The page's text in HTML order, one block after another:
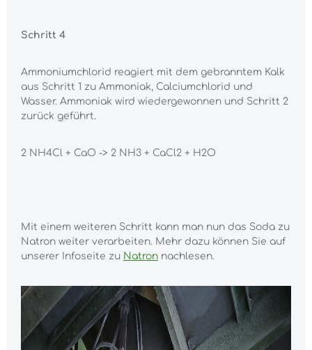
Schritt 4
Ammoniumchlorid reagiert mit dem gebranntem Kalk
aus Schritt 1 zu Ammoniak, Calciumchlorid und
Wasser. Ammoniak wird wiedergewonnen und Schritt 2
zurück geführt.
2 NH4Cl + CaO -> 2 NH3 + CaCl2 + H2O
Mit einem weiteren Schritt kann man nun das Soda zu
Natron weiter verarbeiten. Mehr dazu können Sie auf
unserer Infoseite zu Natron nachlesen.